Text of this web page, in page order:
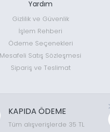
Yardım
Gizlilik ve Güvenlik
İşlem Rehberi
Ödeme Seçenekleri
Mesafeli Satış Sözleşmesi
Sipariş ve Teslimat
KAPIDA ÖDEME
Tüm alışverişlerde 35 TL